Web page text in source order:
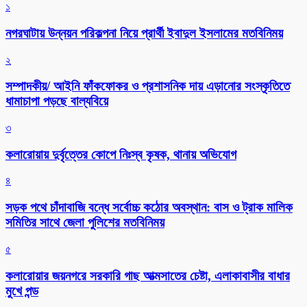
১
নগরঘাটায় উন্নয়ন পরিকল্পনা নিয়ে প্রার্থী ইবাদুল ইসলামের মতবিনিময়
২
সম্পাদকীয়/ আইনি ফাঁকফোকর ও প্রশাসনিক দায় এড়ানোর সংস্কৃতিতে
ধামাচাপা পড়ছে বাল্যবিয়ে
৩
কলারোয়ায় দুর্বৃত্তের কোপে নিঃস্ব কৃষক, থানায় অভিযোগ
৪
সড়ক পথে চাঁদাবাজি বন্ধে সর্বোচ্চ কঠোর অবস্থান: বাস ও ট্রাক মালিক
সমিতির সাথে জেলা পুলিশের মতবিনিময়
৫
কলারোয়ার জয়নগরে সরকারি গাছ আত্মসাতের চেষ্টা, এলাকাবাসীর বাধার
মুখে পন্ড